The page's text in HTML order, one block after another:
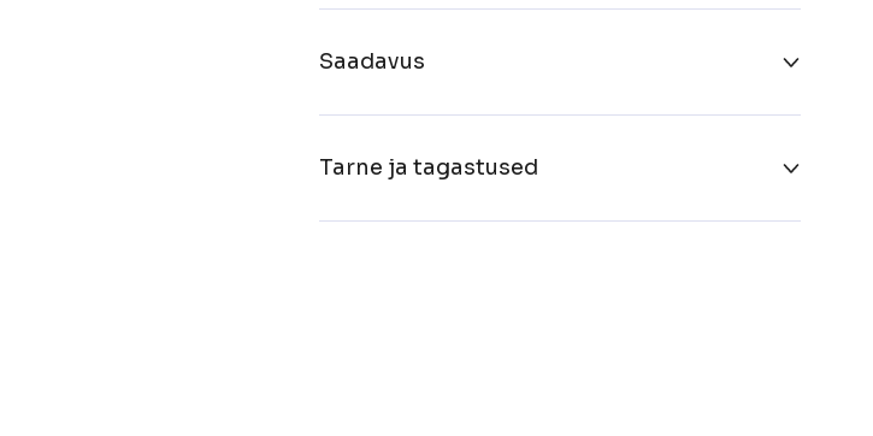
Saadavus
Tarne ja tagastused